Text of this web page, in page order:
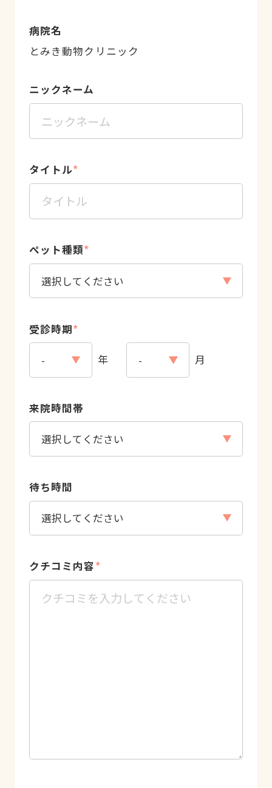
病院名
とみき動物クリニック
ニックネーム
タイトル*
ペット種類*
受診時期*
年 月
来院時間帯
待ち時間
クチコミ内容*